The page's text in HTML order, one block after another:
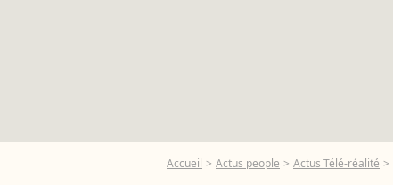
Accueil Actus people Actus Télé-réalité